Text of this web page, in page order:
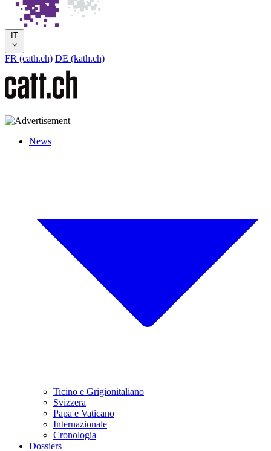
IT
FR (cath.ch) DE (kath.ch)
News
Ticino e Grigionitaliano
Svizzera
Papa e Vaticano
Internazionale
Cronologia
Dossiers